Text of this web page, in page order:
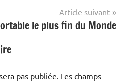
Article suivant
le plus fin du Monde
pas publiée. Les champs